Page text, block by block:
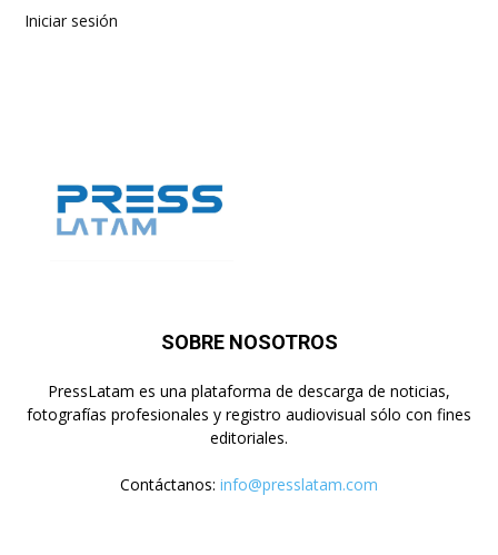
Iniciar sesión
SOBRE NOSOTROS
PressLatam es una plataforma de descarga de noticias,
fotografías profesionales y registro audiovisual sólo con fines
editoriales.
Contáctanos: info@presslatam.com